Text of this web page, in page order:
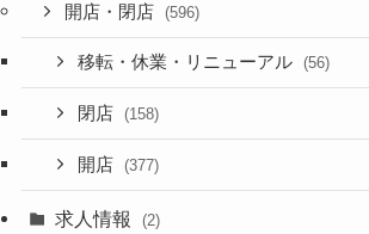
開店・閉店 (596)
移転・休業・リニューアル (56)
閉店 (158)
開店 (377)
求人情報 (2)